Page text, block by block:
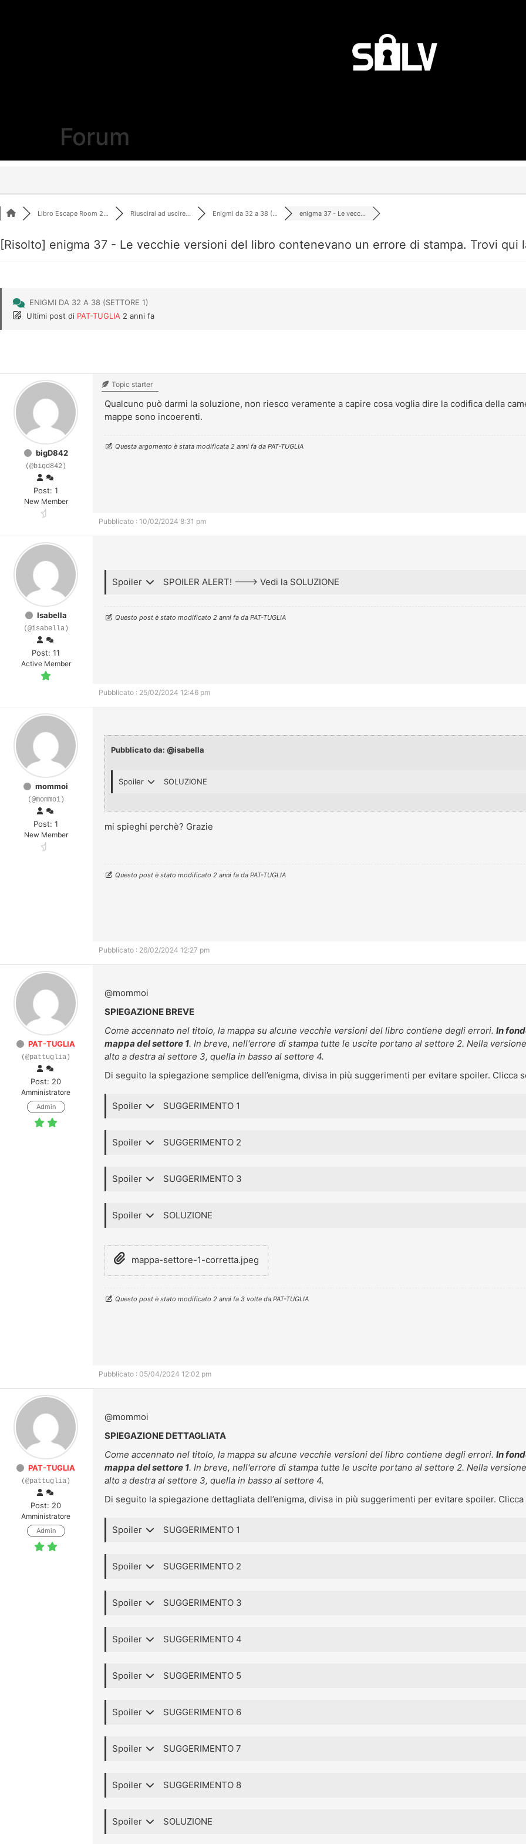
Forum
Libro Escape Room 2... Riuscirai ad uscire... Enigmi da 32 a 38 (... enigma 37 - Le vecc...
[Risolto] enigma 37 - Le vecchie versioni del libro contenevano un errore di stampa. Trovi qui
ENIGMI DA 32 A 38 (SETTORE 1)
Ultimi post di PAT-TUGLIA 2 anni fa
bigD842
(@bigd842)
Post: 1
New Member
Topic starter
Qualcuno può darmi la soluzione, non riesco veramente a capire cosa voglia dire la codifica della
mappe sono incoerenti.
Questa argomento è stata modificata 2 anni fa da PAT-TUGLIA
Pubblicato : 10/02/2024 8:31 pm
Isabella
(@isabella)
Post: 11
Active Member
Spoiler SPOILER ALERT! ---> Vedi la SOLUZIONE
Questo post è stato modificato 2 anni fa da PAT-TUGLIA
Pubblicato : 25/02/2024 12:46 pm
mommoi
(@mommoi)
Post: 1
New Member
Pubblicato da: @isabella
Spoiler SOLUZIONE
mi spieghi perchè? Grazie
Questo post è stato modificato 2 anni fa da PAT-TUGLIA
Pubblicato : 26/02/2024 12:27 pm
PAT-TUGLIA
(@pattuglia)
Post: 20
Amministratore
Admin
@mommoi
SPIEGAZIONE BREVE
Come accennato nel titolo, la mappa su alcune vecchie versioni del libro contiene degli errori. In
mappa del settore 1. In breve, nell'errore di stampa tutte le uscite portano al settore 2. Nella
alto a destra al settore 3, quella in basso al settore 4.
Di seguito la spiegazione semplice dell’enigma, divisa in più suggerimenti per evitare spoiler.
Spoiler SUGGERIMENTO 1
Spoiler SUGGERIMENTO 2
Spoiler SUGGERIMENTO 3
Spoiler SOLUZIONE
mappa-settore-1-corretta.jpeg
Questo post è stato modificato 2 anni fa 3 volte da PAT-TUGLIA
Pubblicato : 05/04/2024 12:02 pm
PAT-TUGLIA
(@pattuglia)
Post: 20
Amministratore
Admin
@mommoi
SPIEGAZIONE DETTAGLIATA
Come accennato nel titolo, la mappa su alcune vecchie versioni del libro contiene degli errori. In
mappa del settore 1. In breve, nell'errore di stampa tutte le uscite portano al settore 2. Nella
alto a destra al settore 3, quella in basso al settore 4.
Di seguito la spiegazione dettagliata dell’enigma, divisa in più suggerimenti per evitare spoiler.
Spoiler SUGGERIMENTO 1
Spoiler SUGGERIMENTO 2
Spoiler SUGGERIMENTO 3
Spoiler SUGGERIMENTO 4
Spoiler SUGGERIMENTO 5
Spoiler SUGGERIMENTO 6
Spoiler SUGGERIMENTO 7
Spoiler SUGGERIMENTO 8
Spoiler SOLUZIONE